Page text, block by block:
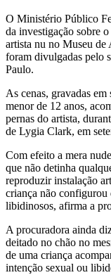
O Ministério Público
da investigação sobre
artista nu no Museu de
foram divulgadas pelo
Paulo.
As cenas, gravadas
menor de 12 anos,
pernas do artista,
de Lygia Clark, em
Com efeito a mera
que não detinha
reproduzir instalação
criança não configurou
libidinosos, afirma a
A procuradora ainda
deitado no chão no
de uma criança
intenção sexual ou